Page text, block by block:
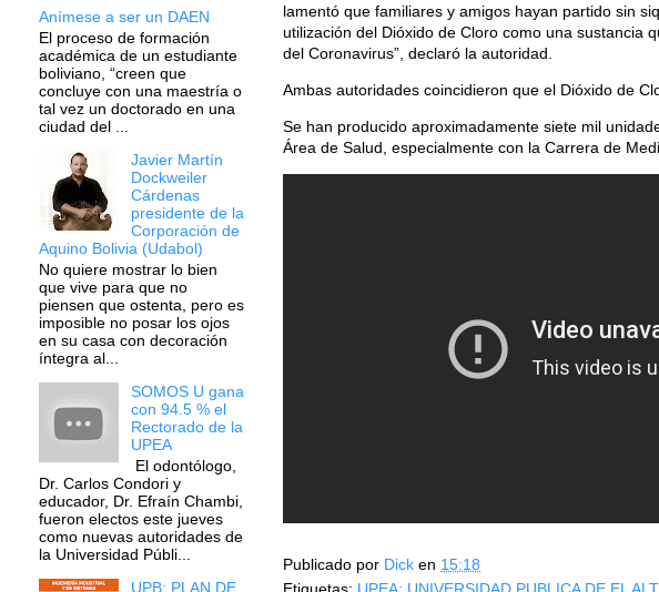
lamentó que familiares y amigos hayan partido sin
utilización del Dióxido de Cloro como una sustancia
del Coronavirus”, declaró la autoridad.
Ambas autoridades coincidieron que el Dióxido de
Se han producido aproximadamente siete mil
Área de Salud, especialmente con la Carrera de
Publicado por Dick en 15:18
Etiquetas: UPEA: UNIVERSIDAD PUBLICA DE EL
Anímese a ser un DAEN
El proceso de formación
académica de un estudiante
boliviano, “creen que
concluye con una maestría o
tal vez un doctorado en una
ciudad del ...
Javier Martín
Dockweiler
Cárdenas
presidente de la
Corporación de
Aquino Bolivia (Udabol)
No quiere mostrar lo bien
que vive para que no
piensen que ostenta, pero es
imposible no posar los ojos
en su casa con decoración
íntegra al...
SOMOS U gana
con 94.5 % el
Rectorado de la
UPEA
El odontólogo,
Dr. Carlos Condori y
educador, Dr. Efraín Chambi,
fueron electos este jueves
como nuevas autoridades de
la Universidad Públi...
UPB: PLAN DE